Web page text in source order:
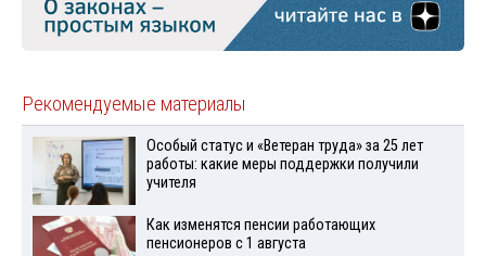
Рекомендуемые материалы
Особый статус и «Ветеран труда» за 25 лет
работы: какие меры поддержки получили
учителя
Как изменятся пенсии работающих
пенсионеров с 1 августа